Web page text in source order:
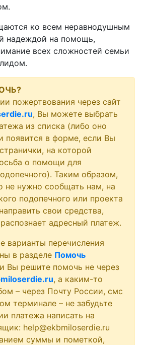
ко всем неравнодушным
надеждой на помощь,
всех сложностей семьи
пожертвования через сайт
, Вы можете выбрать
из списка (либо оно
появится в форме, если Вы
на которой
о помощи для
Таким образом,
не нужно сообщать нам, на
подопечного или проекта
свои средства,
адресный платеж.
варианты перечисления
в разделе Помочь
Вы решите помочь не через
, а каким-то
– через Почту России, смс
терминале – не забудьте
платежа написать на
help@ekbmiloserdie.ru
суммы и пометкой,